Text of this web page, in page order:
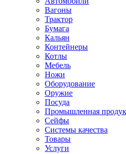
Вагоны
Трактор
Бумага
Кальян
Контейнеры
Котлы
Мебель
Ножи
Оборудование
Оружие
Посуда
Промышленная
Сейфы
Системы качества
Товары
Услуги